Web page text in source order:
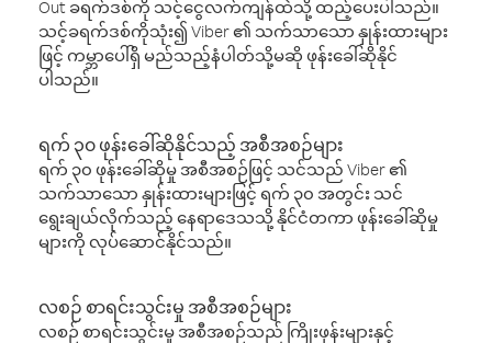
Out ခရက်ဒစ်ကို သင့်ငွေလက်ကျန်ထဲသို့ ထည့်ပေးပါသည်။
သင့်ခရက်ဒစ်ကိုသုံး၍ Viber ၏ သက်သာသော နှုန်းထားများ
ဖြင့် ကမ္ဘာပေါ်ရှိ မည်သည့်နံပါတ်သို့မဆို ဖုန်းခေါ်ဆိုနိုင်
ပါသည်။
ရက် ၃၀ ဖုန်းခေါ်ဆိုနိုင်သည့် အစီအစဉ်များ
ရက် ၃၀ ဖုန်းခေါ်ဆိုမှု အစီအစဉ်ဖြင့် သင်သည် Viber ၏
သက်သာသော နှုန်းထားများဖြင့် ရက် ၃၀ အတွင်း သင်
ရွေးချယ်လိုက်သည့် နေရာဒေသသို့ နိုင်ငံတကာ ဖုန်းခေါ်ဆိုမှု
များကို လုပ်ဆောင်နိုင်သည်။
လစဉ် စာရင်းသွင်းမှု အစီအစဉ်များ
လစဉ် စာရင်းသွင်းမှု အစီအစဉ်သည် ကြိုးဖုန်းများနှင့်